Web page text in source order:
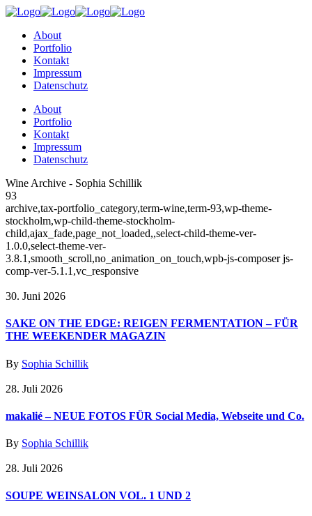
About
Portfolio
Kontakt
Impressum
Datenschutz
About
Portfolio
Kontakt
Impressum
Datenschutz
Wine Archive - Sophia Schillik
93
archive,tax-portfolio_category,term-wine,term-93,wp-theme-
stockholm,wp-child-theme-stockholm-
child,ajax_fade,page_not_loaded,,select-child-theme-ver-
1.0.0,select-theme-ver-
3.8.1,smooth_scroll,no_animation_on_touch,wpb-js-composer js-
comp-ver-5.1.1,vc_responsive
30. Juni 2026
SAKE ON THE EDGE: REIGEN FERMENTATION – FÜR
THE WEEKENDER MAGAZIN
By Sophia Schillik
28. Juli 2026
makalié – NEUE FOTOS FÜR Social Media, Webseite und Co.
By Sophia Schillik
28. Juli 2026
SOUPE WEINSALON VOL. 1 UND 2